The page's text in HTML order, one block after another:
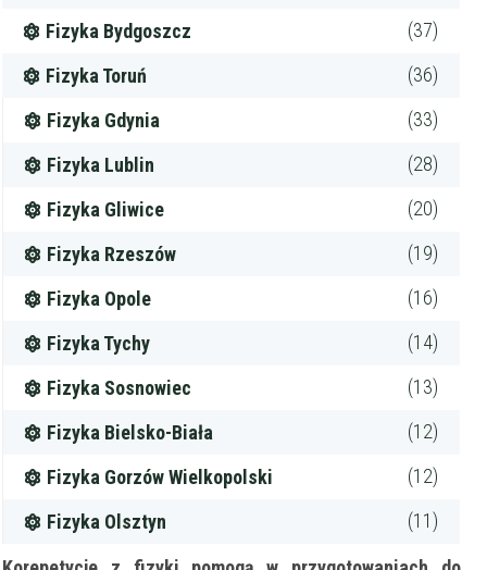
Fizyka Bydgoszcz (37)
Fizyka Toruń (36)
Fizyka Gdynia (33)
Fizyka Lublin (28)
Fizyka Gliwice (20)
Fizyka Rzeszów (19)
Fizyka Opole (16)
Fizyka Tychy (14)
Fizyka Sosnowiec (13)
Fizyka Bielsko-Biała (12)
Fizyka Gorzów Wielkopolski (12)
Fizyka Olsztyn (11)